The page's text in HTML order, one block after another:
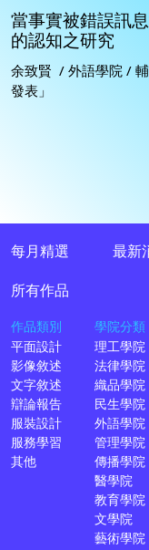
當事實被錯誤訊
的認知之研究
余致賢 / 外語學院 /
發表」
每月精選
所有作品
作品類別
平面設計
影像敘述
文字敘述
辯論報告
服裝設計
服務學習
其他
學院分類
理工學院
法律學院
織品學院
民生學院
外語學院
管理學院
傳播學院
醫學院
教育學院
文學院
藝術學院
最新